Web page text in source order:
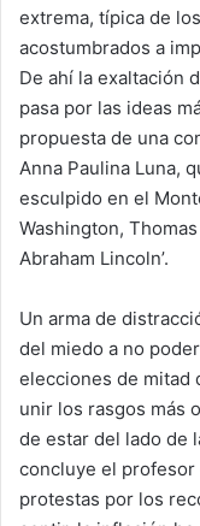
extrema, típica de
acostumbrados a
De ahí la exaltación
pasa por las ideas
propuesta de una
Anna Paulina Luna,
esculpido en el
Washington,
Abraham Lincoln’.
Un arma de
del miedo a no
elecciones de mitad
unir los rasgos más
de estar del lado de
concluye el profesor
protestas por los